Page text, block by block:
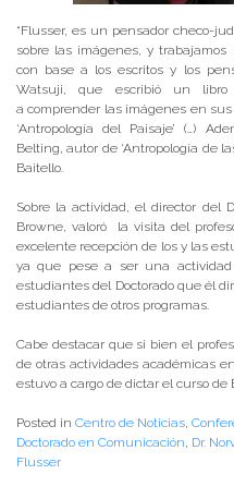
“Flusser, es un pensador checo-
sobre las imágenes, y
con base a los escritos y los
Watsuji, que escribió un
a comprender las imágenes en
‘Antropología del Paisaje’ (…)
Belting, autor de ‘Antropología de
Baitello.
Sobre la actividad, el director del
Browne, valoró la visita del
excelente recepción de los y las
ya que pese a ser una
estudiantes del Doctorado que él
estudiantes de otros programas.
Cabe destacar que si bien el
de otras actividades académicas
estuvo a cargo de dictar el curso de
Posted in Centro de Noticias,
Doctorado en Comunicación, Dr.
Flusser